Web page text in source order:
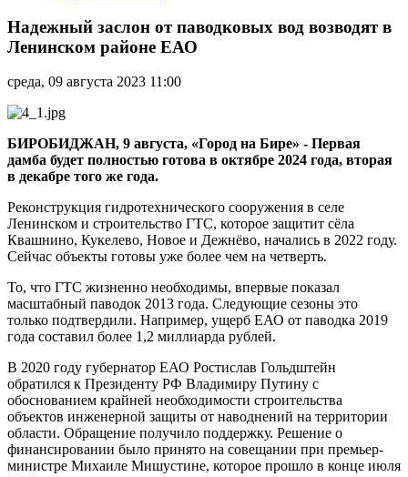
заслон
паводковых
возводят
в
Ленинском
районе
ЕАО
Надежный заслон от паводковых вод возводят в
Ленинском районе ЕАО
среда, 09 августа 2023 11:00
БИРОБИДЖАН, 9 августа, «Город на Бире» - Первая
дамба будет полностью готова в октябре 2024 года, вторая
в декабре того же года.
Реконструкция гидротехнического сооружения в селе
Ленинском и строительство ГТС, которое защитит сёла
Квашнино, Кукелево, Новое и Дежнёво, начались в 2022 году.
Сейчас объекты готовы уже более чем на четверть.
То, что ГТС жизненно необходимы, впервые показал
масштабный паводок 2013 года. Следующие сезоны это
только подтвердили. Например, ущерб ЕАО от паводка 2019
года составил более 1,2 миллиарда рублей.
В 2020 году губернатор ЕАО Ростислав Гольдштейн
обратился к Президенту РФ Владимиру Путину с
обоснованием крайней необходимости строительства
объектов инженерной защиты от наводнений на территории
области. Обращение получило поддержку. Решение о
финансировании было принято на совещании при премьер-
министре Михаиле Мишустине, которое прошло в конце июля